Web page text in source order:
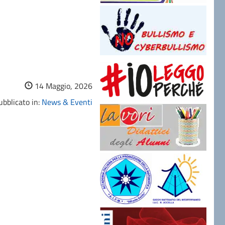
14 Maggio, 2026
in: News & Eventi